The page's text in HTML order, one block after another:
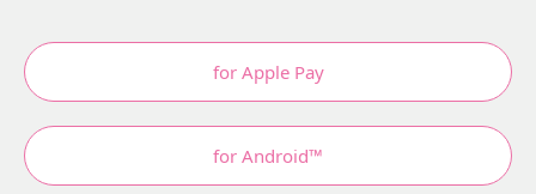
for Apple Pay
for Android™